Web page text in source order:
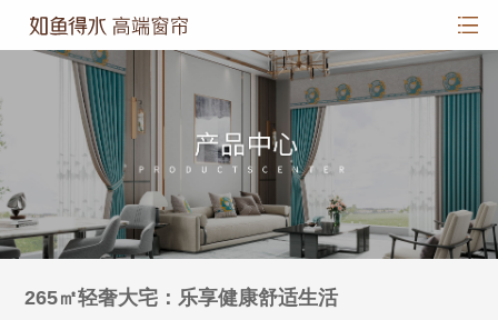
265㎡轻奢大宅：乐享健康舒适生活